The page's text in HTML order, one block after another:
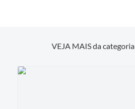
VEJA MAIS da categoria